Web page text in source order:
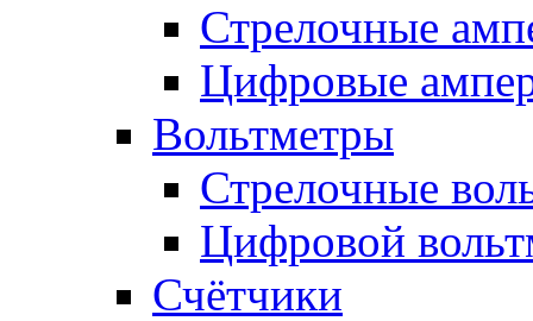
Стрелочные
Цифровые
Вольтметры
Стрелочные
Цифровой
Счётчики